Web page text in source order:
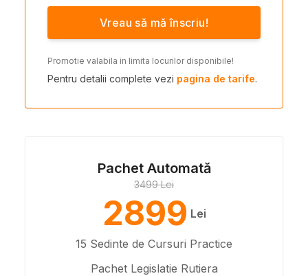
Vreau să mă înscriu!
Promotie valabila in limita locurilor disponibile!
Pentru detalii complete vezi pagina de tarife.
Pachet Automată
3499 Lei
2899 Lei
15 Sedinte de Cursuri Practice
Pachet Legislatie Rutiera